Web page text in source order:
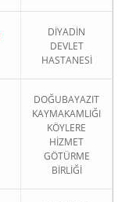
DİYADİN
DEVLET
HASTANESİ
DOĞUBAYAZIT
KAYMAKAMLIĞI
KÖYLERE
HİZMET
GÖTÜRME
BİRLİĞİ